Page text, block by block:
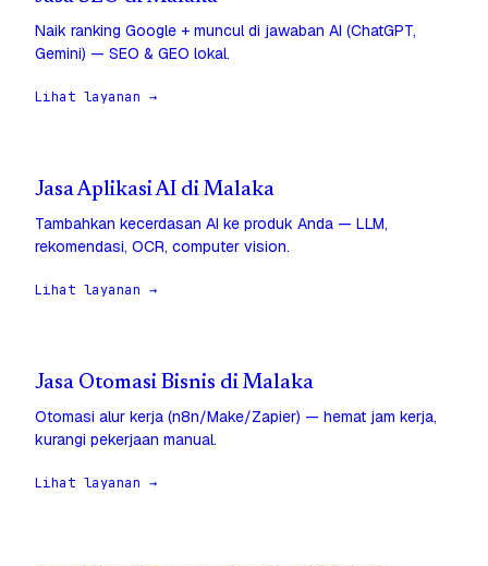
Naik ranking Google + muncul di jawaban AI (ChatGPT,
Gemini) — SEO & GEO lokal.
Lihat layanan →
Jasa Aplikasi AI di Malaka
Tambahkan kecerdasan AI ke produk Anda — LLM,
rekomendasi, OCR, computer vision.
Lihat layanan →
Jasa Otomasi Bisnis di Malaka
Otomasi alur kerja (n8n/Make/Zapier) — hemat jam kerja,
kurangi pekerjaan manual.
Lihat layanan →